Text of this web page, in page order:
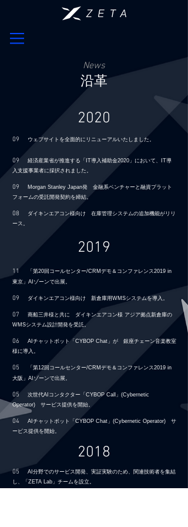
News
​沿革
2020
09 ウェブサイトを全面的にリニューアルいたしました。
09
経済産業省が推進する「IT導入補助金2020」において、IT導
入支援事業者に採択されました。
09
Morgan Stanley Japan発 金融系ベンチャーと融資プラット
フォームの受託開発契約を締結。
08 ダイキンエアコン様向け 在庫管理システムの追加機能がリリ
ース。
2019
11
「第20回コールセンター/CRMデモ＆コンファレンス2019 in
東京」AIゾーンで出展。
09 ダイキンエアコン様向け 新倉庫用WMSシステムを導入。
07
商船三井様と共に ダイキンエアコン様 アジア拠点新倉庫の
WMSシステム設計開発を受託。
06 AIチャットボット「CYBOP Chat」が 銀座チェーン音楽教室
様に導入。
05
「第12回コールセンター/CRMデモ＆コンファレンス2019 in
大阪」AIゾーンで出展。
05
次世代AIコンタクター「CYBOP Call」(Cybernetic
Operator) サービス提供を開始。
04
AIチャットボット「CYBOP Chat」(Cybernetic Operator) サ
ービス提供を開始。
2018
05
AI分野でのサービス開発、実証実験のため、関連技術者を集結
し、
「ZETA Lab」チームを設立。